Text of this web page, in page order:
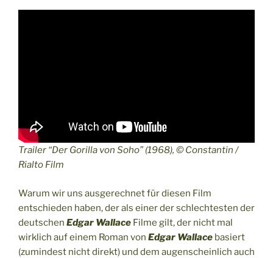
Trailer “Der Gorilla von Soho” (1968), © Constantin /
Rialto Film
Warum wir uns ausgerechnet für diesen Film
entschieden haben, der als einer der schlechtesten der
deutschen Edgar Wallace Filme gilt, der nicht mal
wirklich auf einem Roman von Edgar Wallace basiert
(zumindest nicht direkt) und dem augenscheinlich auch